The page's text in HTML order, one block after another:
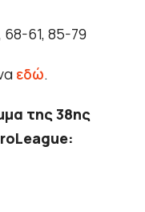
61, 85-79
εδώ.
της 38ης